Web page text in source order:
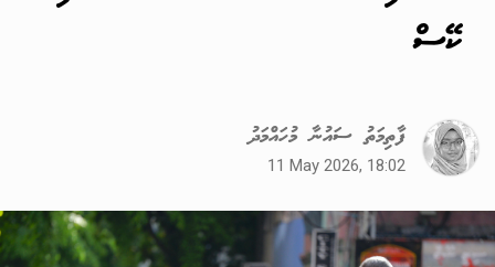
ކޭސް
ފާތިމަތު ސައުނާ މުހައްމަދު
11 May 2026, 18:02